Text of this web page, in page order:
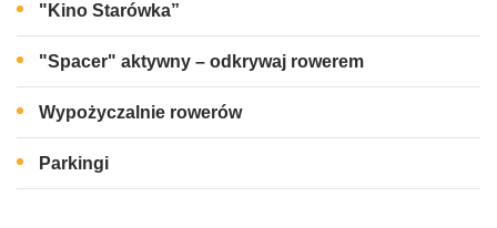
"Kino Starówka”
"Spacer" aktywny – odkrywaj rowerem
Wypożyczalnie rowerów
Parkingi